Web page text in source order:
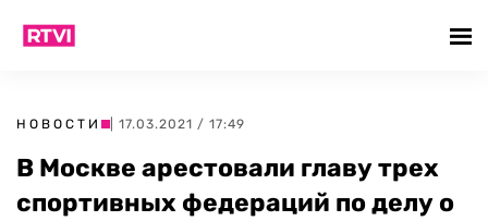
НОВОСТИ | 17.03.2021 / 17:49
В Москве арестовали главу трех
спортивных федераций по делу о